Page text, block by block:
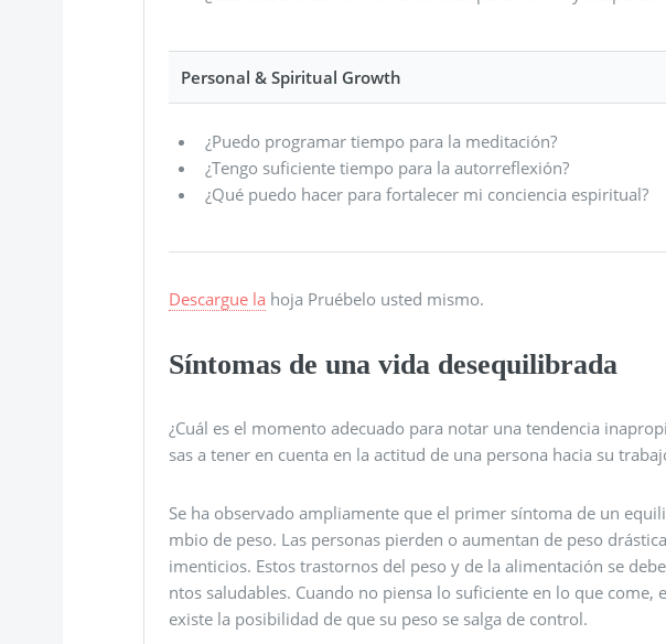
Personal & Spiritual Growth
¿Puedo programar tiempo para la meditación?
¿Tengo suficiente tiempo para la autorreflexión?
¿Qué puedo hacer para fortalecer mi conciencia espiritual?
Descargue la hoja Pruébelo usted mismo.
Síntomas de una vida desequilibrada
¿Cuál es el momento adecuado para notar una tendencia
sas a tener en cuenta en la actitud de una persona hacia su
Se ha observado ampliamente que el primer síntoma de un
mbio de peso. Las personas pierden o aumentan de peso
imenticios. Estos trastornos del peso y de la alimentación se
ntos saludables. Cuando no piensa lo suficiente en lo que
existe la posibilidad de que su peso se salga de control.